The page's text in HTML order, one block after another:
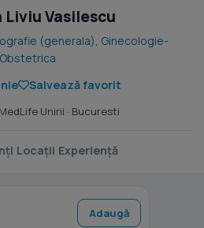
Liviu Vasilescu
(generala), Ginecologie-
Obstetrica
Salvează favorit
Unirii · Bucuresti
Locații Experiență
Adaugă